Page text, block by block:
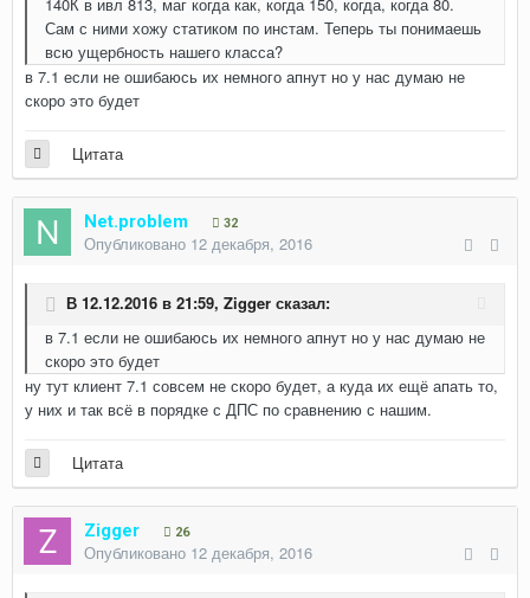
Сам с ними хожу статиком по инстам. Теперь ты понимаешь
всю ущербность нашего класса?
в 7.1 если не ошибаюсь их немного апнут но у нас думаю не
скоро это будет
Цитата
Net.problem 32
Опубликовано 12 декабря, 2016
В 12.12.2016 в 21:59, Zigger сказал:
в 7.1 если не ошибаюсь их немного апнут но у нас думаю не
скоро это будет
ну тут клиент 7.1 совсем не скоро будет, а куда их ещё апать то,
у них и так всё в порядке с ДПС по сравнению с нашим.
Цитата
Zigger 26
Опубликовано 12 декабря, 2016